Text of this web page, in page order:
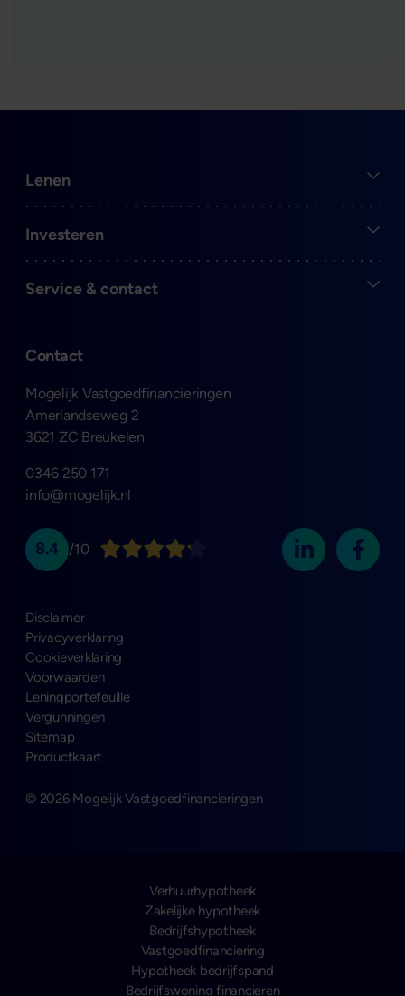
Contact
Mogelijk Vastgoedfinancieringen
Amerlandseweg 2
3621 ZC Breukelen
0346 250 171
info@mogelijk.nl
Open
Lenen
Open
Investeren
Open
Service & contact
8.4 /10
© 2026 Mogelijk Vastgoedfinancieringen
Disclaimer
Privacyverklaring
Cookieverklaring
Voorwaarden
Leningportefeuille
Vergunningen
Sitemap
Productkaart
Verhuurhypotheek
Zakelijke hypotheek
Bedrijfshypotheek
Vastgoedfinanciering
Hypotheek bedrijfspand
Bedrijfswoning financieren